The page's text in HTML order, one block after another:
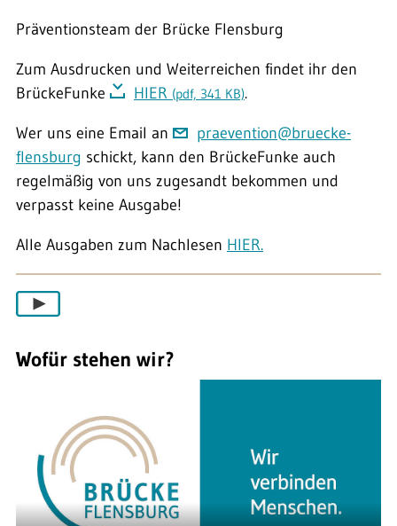
Präventionsteam der Brücke Flensburg
Zum Ausdrucken und Weiterreichen findet ihr den
BrückeFunke
HIER (pdf, 341 KB).
Wer uns eine Email an
praevention@bruecke-
flensburg schickt, kann den BrückeFunke auch
regelmäßig von uns zugesandt bekommen und
verpasst keine Ausgabe!
Alle Ausgaben zum Nachlesen HIER.
Wofür stehen wir?